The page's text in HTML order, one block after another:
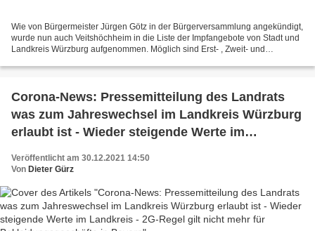
Wie von Bürgermeister Jürgen Götz in der Bürgerversammlung angekündigt,
wurde nun auch Veitshöchheim in die Liste der Impfangebote von Stadt und
Landkreis Würzburg aufgenommen. Möglich sind Erst- , Zweit- und
Corona-News: Pressemitteilung des Landrats
was zum Jahreswechsel im Landkreis Würzburg
erlaubt ist - Wieder steigende Werte im
Bekleidungsgeschäfte in Bayern
Veröffentlicht am 30.12.2021 14:50
Von Dieter Gürz